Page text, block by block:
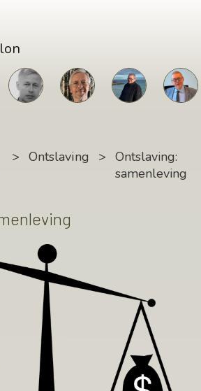
> Ontslaving > Ontslaving:
samenleving